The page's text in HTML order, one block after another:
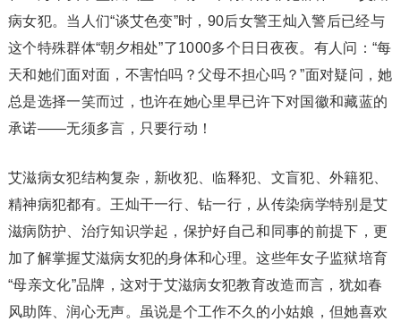
病女犯。当人们“谈艾色变”时，90后女警王灿入警后已经与
这个特殊群体“朝夕相处”了1000多个日日夜夜。有人问：“每
天和她们面对面，不害怕吗？父母不担心吗？”面对疑问，她
总是选择一笑而过，也许在她心里早已许下对国徽和藏蓝的
承诺——无须多言，只要行动！
艾滋病女犯结构复杂，新收犯、临释犯、文盲犯、外籍犯、
精神病犯都有。王灿干一行、钻一行，从传染病学特别是艾
滋病防护、治疗知识学起，保护好自己和同事的前提下，更
加了解掌握艾滋病女犯的身体和心理。这些年女子监狱培育
“母亲文化”品牌，这对于艾滋病女犯教育改造而言，犹如春
风助阵、润心无声。虽说是个工作不久的小姑娘，但她喜欢